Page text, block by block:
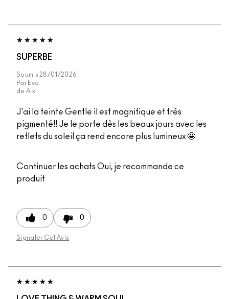
SUPERBE
Soumis 28/01/2026
Par Eva
de Aix
J'ai la teinte Gentle il est magnifique et très
pigmenté!! Je le porte dès les beaux jours avec les
reflets du soleil ça rend encore plus lumineux 🤩
Continuer les achats Oui, je recommande ce
produit
0 0
Signaler Cet Avis